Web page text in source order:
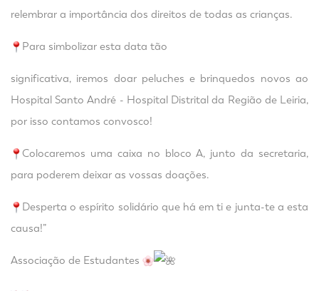
relembrar a importância dos direitos de todas as crianças.
Para simbolizar esta data tão
significativa, iremos doar peluches e brinquedos novos ao
Hospital Santo André - Hospital Distrital da Região de Leiria,
por isso contamos convosco!
Colocaremos uma caixa no bloco A, junto da secretaria,
para poderem deixar as vossas doações.
Desperta o espírito solidário que há em ti e junta-te a esta
causa!”
Associação de Estudantes